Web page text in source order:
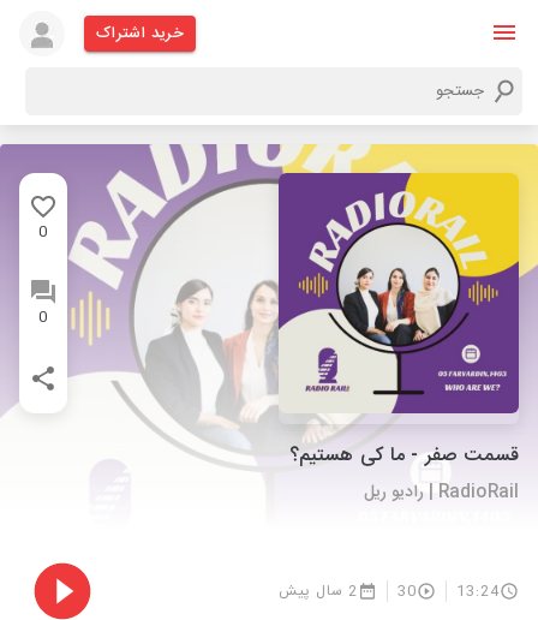
خرید اشتراک
0
0
قسمت صفر - ما کی هستیم؟
RadioRail | رادیو ریل
13:24
30 2 سال پیش